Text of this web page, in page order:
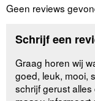
Geen reviews
Schrijf een
Graag horen wij
goed, leuk, mooi,
schrijf gerust